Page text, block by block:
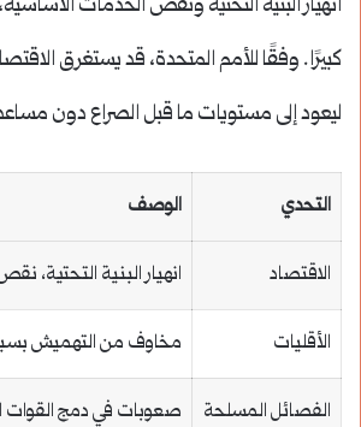
انهيار البنية التحتية ونقص الخدمات
كبيرًا. وفقًا للأمم المتحدة، قد يستغرق
ليعود إلى مستويات ما قبل الصراع دون
التحدي الوصف
الاقتصاد انهيار البنية التحتية،
الأقليات مخاوف من التهميش
الفصائل المسلحة صعوبات في دمج القوات